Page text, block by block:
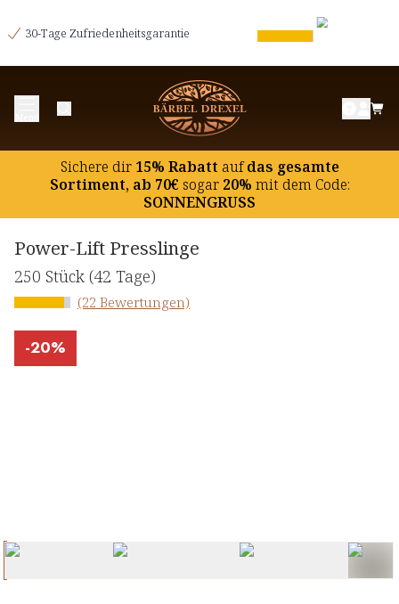
30-Tage Zufriedenheitsgarantie
Sichere dir15% Rabatt aufdas gesamte
Sortiment, ab 70€ sogar20% mit dem Code:
SONNENGRUSS
Power-Lift Presslinge
250 Stück (42 Tage)
(22 Bewertungen)
-20%